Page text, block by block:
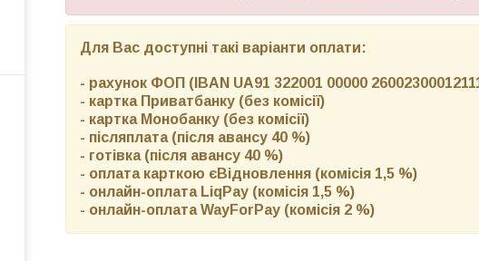
Для Вас доступні такі варіанти оплати:
- рахунок ФОП (IBAN UA91 322001 00000
- картка Приватбанку (без комісії)
- картка Монобанку (без комісії)
- післяплата (після авансу 40 %)
- готівка (після авансу 40 %)
- оплата карткою єВідновлення (комісія 1,5 %)
- онлайн-оплата LiqPay (комісія 1,5 %)
- онлайн-оплата WayForPay (комісія 2 %)